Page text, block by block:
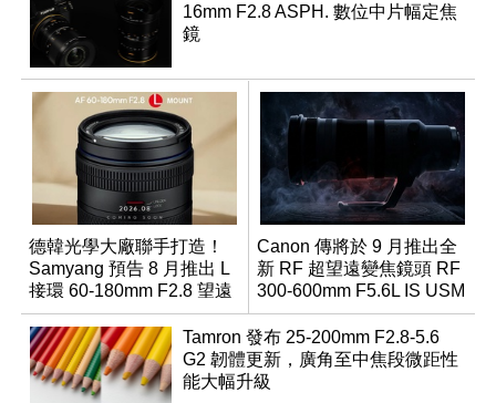
16mm F2.8 ASPH. 數位中片幅定焦
鏡
德韓光學大廠聯手打造！
Samyang 預告 8 月推出 L
接環 60-180mm F2.8 望遠
變焦鏡
Canon 傳將於 9 月推出全
新 RF 超望遠變焦鏡頭 RF
300-600mm F5.6L IS USM
Tamron 發布 25-200mm F2.8-5.6
G2 韌體更新，廣角至中焦段微距性
能大幅升級